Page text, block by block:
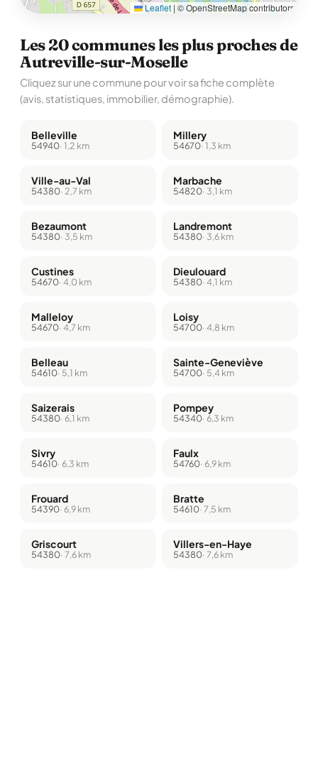
Leaflet | © OpenStreetMap contributors
Les 20 communes les plus proches de
Autreville-sur-Moselle
Cliquez sur une commune pour voir sa fiche complète
(avis, statistiques, immobilier, démographie).
Belleville
54940· 1,2 km
Millery
54670· 1,3 km
Ville-au-Val
54380· 2,7 km
Marbache
54820· 3,1 km
Bezaumont
54380· 3,5 km
Landremont
54380· 3,6 km
Custines
54670· 4,0 km
Dieulouard
54380· 4,1 km
Malleloy
54670· 4,7 km
Loisy
54700· 4,8 km
Belleau
54610· 5,1 km
Sainte-Geneviève
54700· 5,4 km
Saizerais
54380· 6,1 km
Pompey
54340· 6,3 km
Sivry
54610· 6,3 km
Faulx
54760· 6,9 km
Frouard
54390· 6,9 km
Bratte
54610· 7,5 km
Griscourt
54380· 7,6 km
Villers-en-Haye
54380· 7,6 km